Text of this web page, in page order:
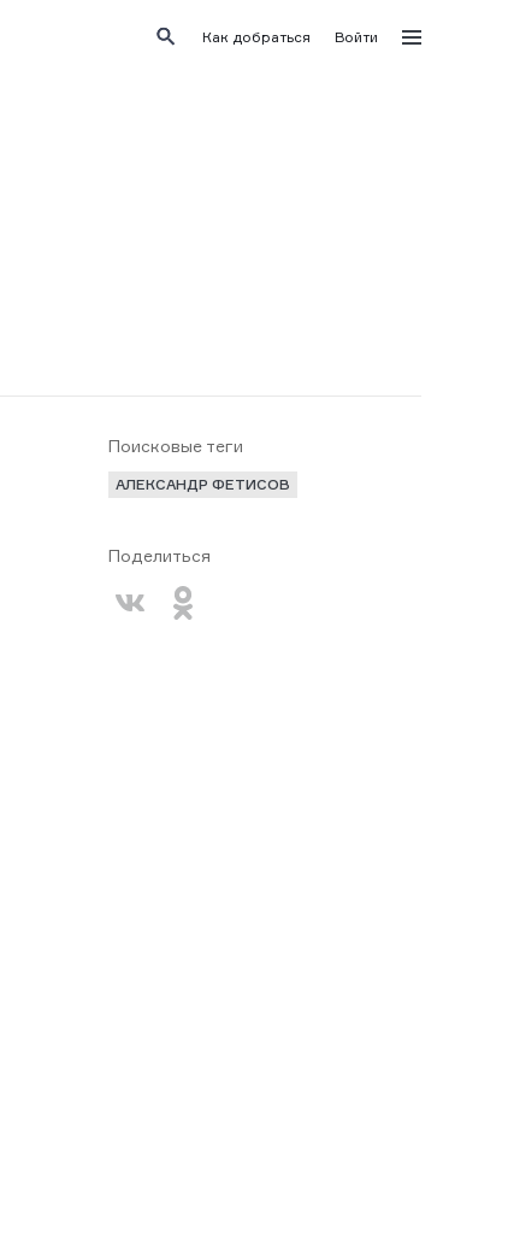
Как добраться Войти
Поисковые теги
АЛЕКСАНДР ФЕТИСОВ
Поделиться